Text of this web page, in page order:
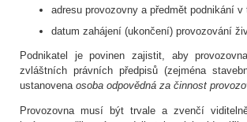
adresu provozovny a předmět podnikání
datum zahájení (ukončení) provozování
Podnikatel je povinen zajistit, aby
zvláštních právních předpisů (zejména
ustanovena osoba odpovědná za činnost
Provozovna musí být trvale a zvenčí